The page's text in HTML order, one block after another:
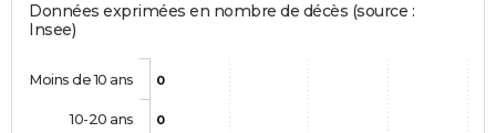
Données exprimées en nombre de décès (source :
Insee)
0
0
Moins de 10 ans
10-20 ans